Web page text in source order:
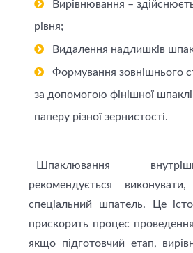
Вирівнювання –
рівня;
Видалення надлишків
Формування зовнішнього
за допомогою фінішної
паперу різної зернистості.
Шпаклювання
рекомендується
спеціальний шпатель. Це
прискорить процес
якщо підготовчий етап,